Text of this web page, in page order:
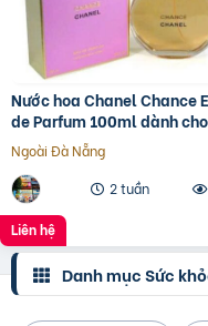
Nước hoa Chanel Chance
de Parfum 100ml dành cho
nữ.
Ngoài Đà Nẵng
2 tuần
Liên hệ
Danh mục Sức